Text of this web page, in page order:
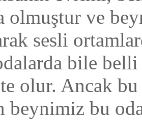
olmuştur ve
sesli
bile
olur. Ancak
beynimiz bu